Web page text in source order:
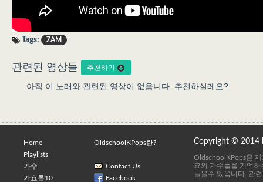
Tags: ZAM
관련된 영상들 추천하기
아직 이 노래와 관련된 영상이 없음니다. 추천하실레요?
Home
Playlists
가수
가요톱10
OldschoolKPops란?
Contact Us
Facebook
Copyright © 2014
OldschoolKPops은
요와 가수들을 기억
들을수 있음니다. 관